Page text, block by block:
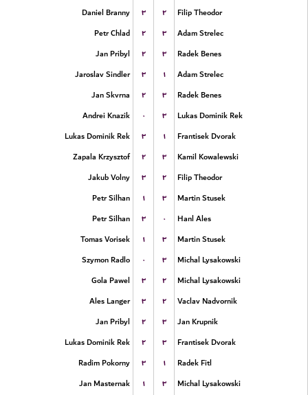
Daniel Branny
۳ ۲
Filip Theodor
Petr Chlad
۲ ۳
Adam Strelec
Jan Pribyl
۲ ۳
Radek Benes
Jaroslav Sindler
۳ ۱
Adam Strelec
Jan Skvrna
۲ ۳
Radek Benes
Andrei Knazik
۰ ۳
Lukas Dominik Rek
Lukas Dominik Rek
۳ ۱
Frantisek Dvorak
Zapala Krzysztof
۲ ۳
Kamil Kowalewski
Jakub Volny
۳ ۲
Filip Theodor
Petr Silhan
۱ ۳
Martin Stusek
Petr Silhan
۳ ۰
Hanl Ales
Tomas Vorisek
۱ ۳
Martin Stusek
Szymon Radlo
۰ ۳
Michal Lysakowski
Gola Pawel
۳ ۲
Michal Lysakowski
Ales Langer
۳ ۲
Vaclav Nadvornik
Jan Pribyl
۲ ۳
Jan Krupnik
Lukas Dominik Rek
۲ ۳
Frantisek Dvorak
Radim Pokorny
۳ ۱
Radek Fitl
Jan Masternak
۱ ۳
Michal Lysakowski